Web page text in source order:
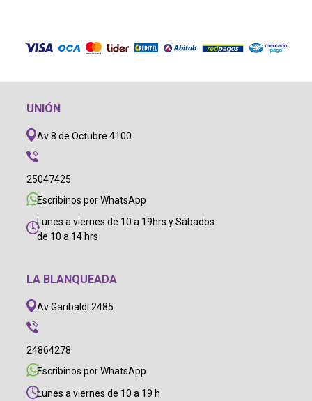
UNIÓN
Av 8 de Octubre 4100
25047425
Escribinos por WhatsApp
Lunes a viernes de 10 a 19hrs y Sábados
de 10 a 14 hrs
LA BLANQUEADA
Av Garibaldi 2485
24864278
Escribinos por WhatsApp
Lunes a viernes de 10 a 19 h